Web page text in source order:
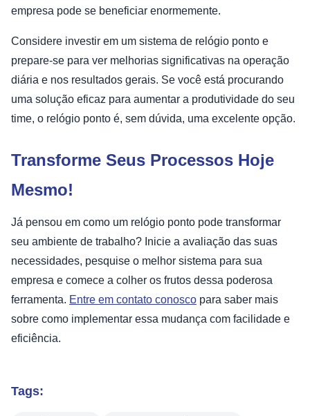
empresa pode se beneficiar enormemente.
Considere investir em um sistema de relógio ponto e
prepare-se para ver melhorias significativas na operação
diária e nos resultados gerais. Se você está procurando
uma solução eficaz para aumentar a produtividade do seu
time, o relógio ponto é, sem dúvida, uma excelente opção.
Transforme Seus Processos Hoje
Mesmo!
Já pensou em como um relógio ponto pode transformar
seu ambiente de trabalho? Inicie a avaliação das suas
necessidades, pesquise o melhor sistema para sua
empresa e comece a colher os frutos dessa poderosa
ferramenta. Entre em contato conosco para saber mais
sobre como implementar essa mudança com facilidade e
eficiência.
Tags: